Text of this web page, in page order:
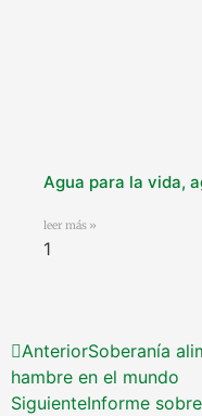
Agua para la vida,
leer más »
AnteriorSoberanía
hambre en el mundo
SiguienteInforme